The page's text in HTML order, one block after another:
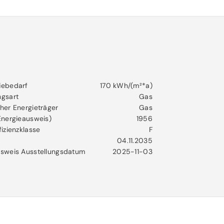
170 kWh/(m²*a)
Gas
Energieträger
Gas
1956
F
04.11.2035
Ausstellungsdatum
2025-11-03